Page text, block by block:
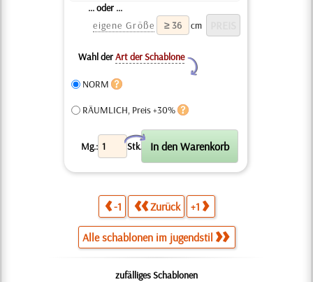
... oder ...
eigene Größe
cm
Wahl derArt der Schablone
Y
NORM
RÄUMLICH, Preis +30%
Mg.: Stk.
X
-1 Zurück +1
Alle schablonen im jugendstil
zufälliges Schablonen